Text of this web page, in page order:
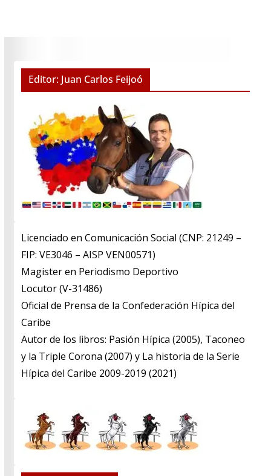
Editor: Juan Carlos Feijoó
Licenciado en Comunicación Social (CNP: 21249 –
FIP: VE3046 – AISP VEN00571)
​Magister en Periodismo Deportivo
​Locutor (V-31486)
​Oficial de Prensa de la Confederación Hípica del
Caribe
​Autor de los libros: Pasión Hípica (2005), Taconeo
y la Triple Corona (2007) y La historia de la Serie
Hípica del Caribe 2009-2019 (2021)